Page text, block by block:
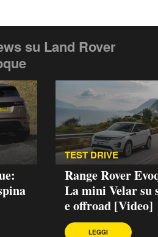
su Land Rover
TEST DRIVE
Range Rover
La mini Velar su
e offroad [Video]
LEGGI